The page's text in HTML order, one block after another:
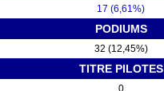
17 (6,61%)
PODIUMS
32 (12,45%)
TITRE PILOTES
0